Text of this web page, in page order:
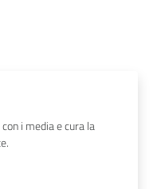
i media e cura la